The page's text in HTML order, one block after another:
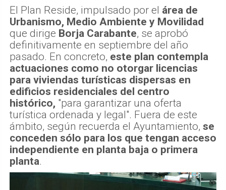
El Plan Reside, impulsado por el área de
Urbanismo, Medio Ambiente y Movilidad
que dirige Borja Carabante, se aprobó
definitivamente en septiembre del año
pasado. En concreto, este plan contempla
actuaciones como no otorgar licencias
para viviendas turísticas dispersas en
edificios residenciales del centro
histórico, "para garantizar una oferta
turística ordenada y legal". Fuera de este
ámbito, según recuerda el Ayuntamiento, se
conceden sólo para los que tengan acceso
independiente en planta baja o primera
planta.